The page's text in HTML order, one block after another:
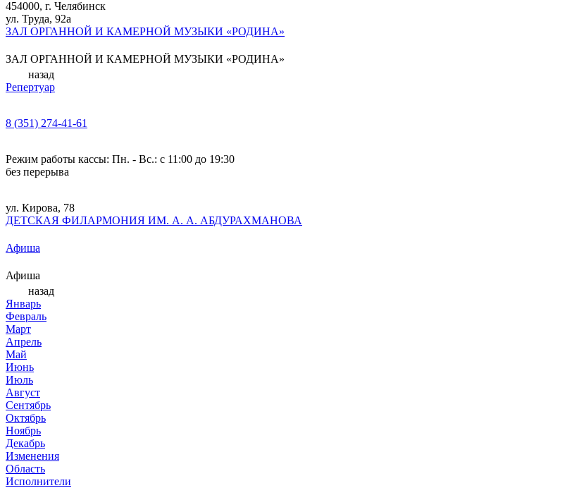
454000, г. Челябинск
ул. Труда, 92а
ЗАЛ ОРГАННОЙ И КАМЕРНОЙ МУЗЫКИ «РОДИНА»
ЗАЛ ОРГАННОЙ И КАМЕРНОЙ МУЗЫКИ «РОДИНА»
назад
Репертуар
8 (351) 274-41-61
Режим работы кассы: Пн. - Вс.: с 11:00 до 19:30
без перерыва
ул. Кирова, 78
ДЕТСКАЯ ФИЛАРМОНИЯ ИМ. А. А. АБДУРАХМАНОВА
Афиша
Афиша
назад
Январь
Февраль
Март
Апрель
Май
Июнь
Июль
Август
Сентябрь
Октябрь
Ноябрь
Декабрь
Изменения
Область
Исполнители